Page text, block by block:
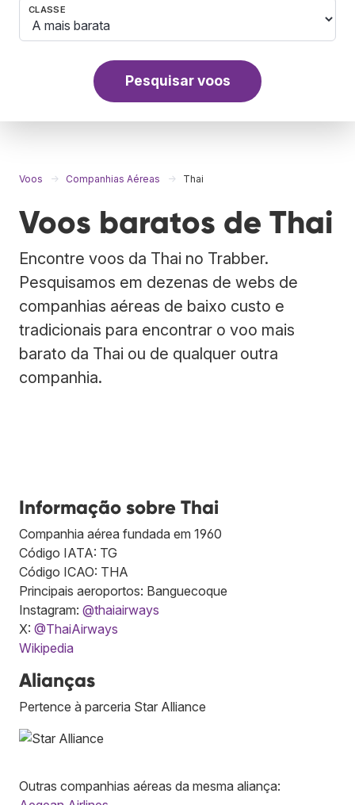
CLASSE
Pesquisar voos
Voos Companhias Aéreas Thai
Voos baratos de Thai
Encontre voos da Thai no Trabber.
Pesquisamos em dezenas de webs de
companhias aéreas de baixo custo e
tradicionais para encontrar o voo mais
barato da Thai ou de qualquer outra
companhia.
Informação sobre Thai
Companhia aérea fundada em 1960
Código IATA: TG
Código ICAO: THA
Principais aeroportos: Banguecoque
Instagram: @thaiairways
X: @ThaiAirways
Wikipedia
Alianças
Pertence à parceria Star Alliance
Outras companhias aéreas da mesma aliança: